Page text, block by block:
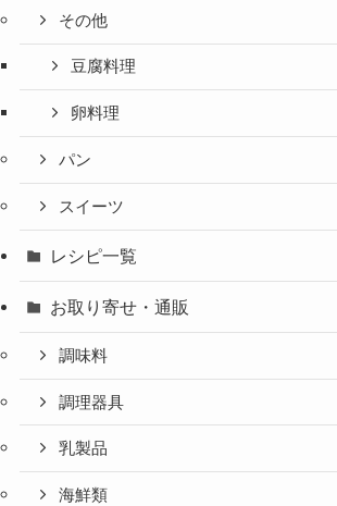
その他
豆腐料理
卵料理
パン
スイーツ
レシピ一覧
お取り寄せ・通販
調味料
調理器具
乳製品
海鮮類